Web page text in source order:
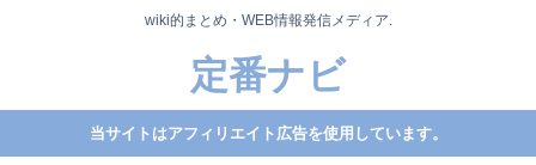
wiki的まとめ・WEB情報発信メディア.
定番ナビ
当サイトはアフィリエイト広告を使用しています。